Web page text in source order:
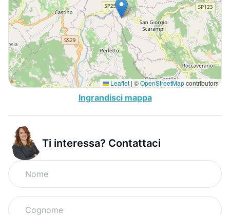
Leaflet | ©OpenStreetMapcontributors
Ingrandisci mappa
Ti interessa? Contattaci